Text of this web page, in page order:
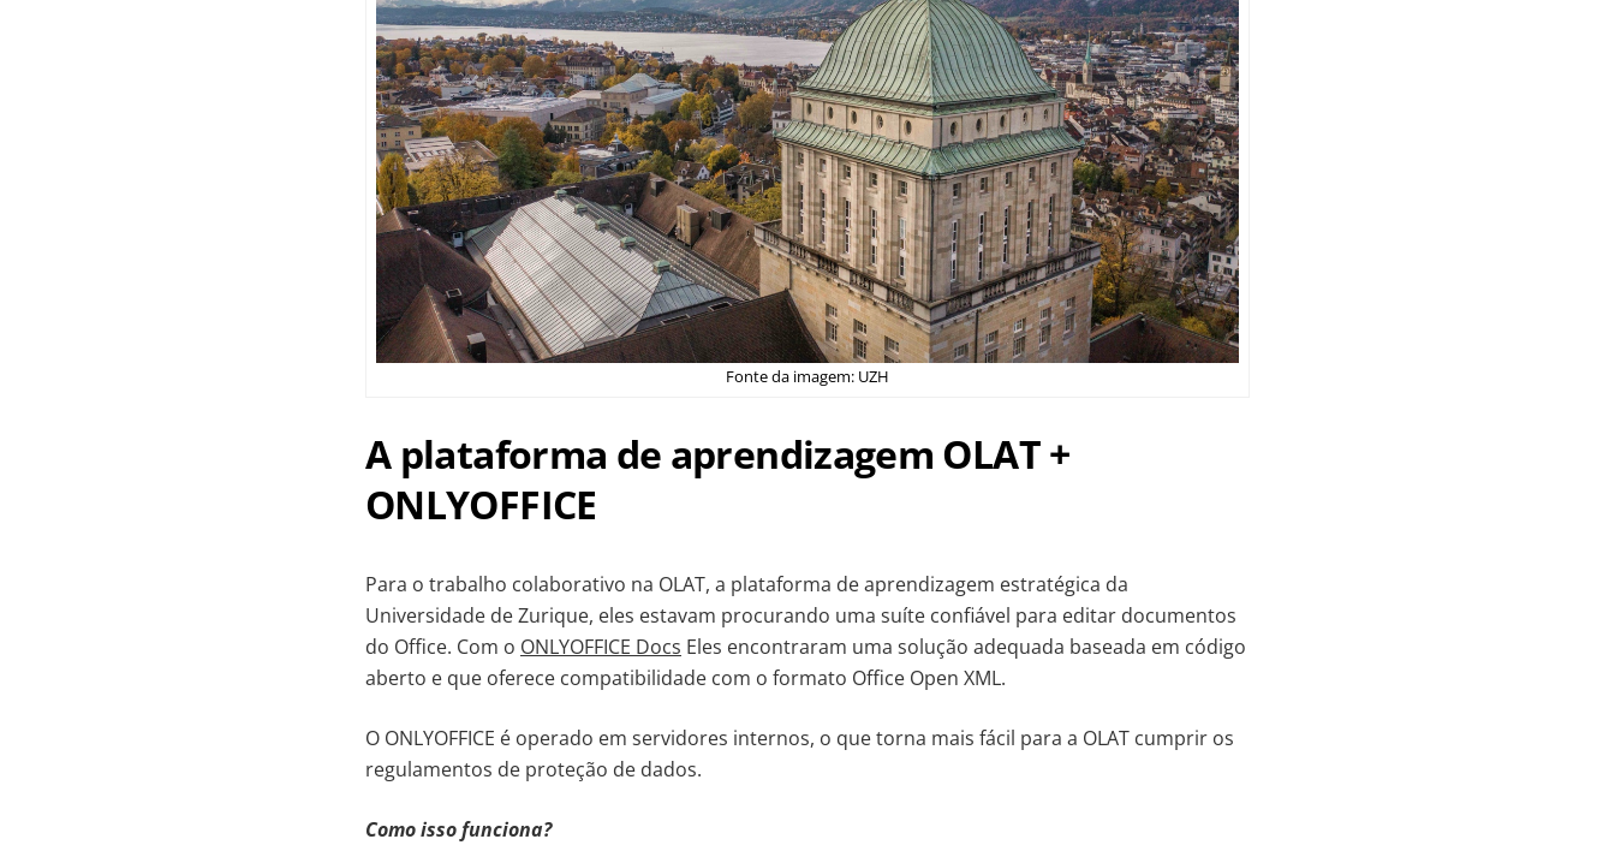
Fonte da imagem: UZH
A plataforma de aprendizagem OLAT +
ONLYOFFICE
Para o trabalho colaborativo na OLAT, a plataforma de aprendizagem estratégica da
Universidade de Zurique, eles estavam procurando uma suíte confiável para editar documentos
do Office. Com o ONLYOFFICE Docs Eles encontraram uma solução adequada baseada em código
aberto e que oferece compatibilidade com o formato Office Open XML.
O ONLYOFFICE é operado em servidores internos, o que torna mais fácil para a OLAT cumprir os
regulamentos de proteção de dados.
Como isso funciona?